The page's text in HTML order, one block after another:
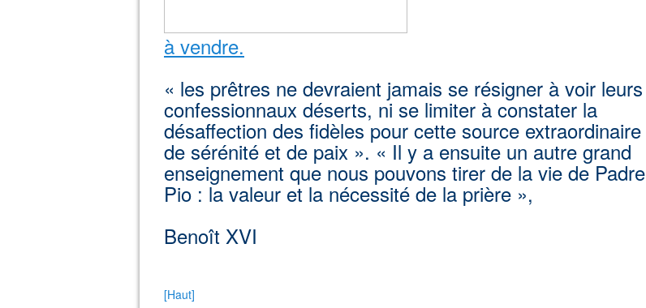
à vendre.
« les prêtres ne devraient jamais se résigner à voir leurs
confessionnaux déserts, ni se limiter à constater la
désaffection des fidèles pour cette source extraordinaire
de sérénité et de paix ». « Il y a ensuite un autre grand
enseignement que nous pouvons tirer de la vie de Padre
Pio : la valeur et la nécessité de la prière »,
Benoît XVI
[Haut]